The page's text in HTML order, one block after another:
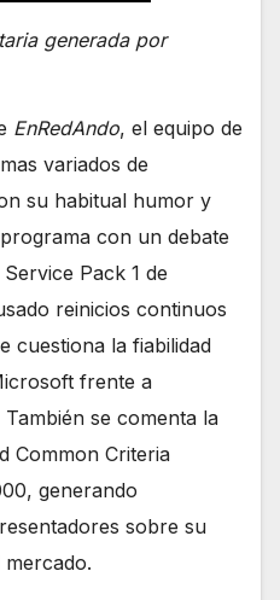
generada por
EnRedAndo, el equipo de
variados de
su habitual humor y
con un debate
Pack 1 de
reinicios continuos
cuestiona la fiabilidad
frente a
se comenta la
Common Criteria
generando
sobre su